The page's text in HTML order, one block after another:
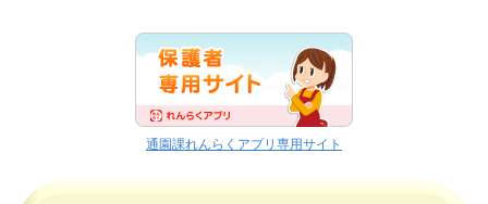
通園課れんらくアプリ専用サイト